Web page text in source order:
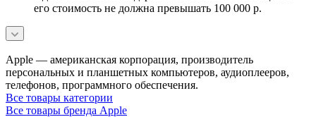
его стоимость не должна превышать 100 000 р.
Apple — американская корпорация, производитель
персональных и планшетных компьютеров, аудиоплееров,
телефонов, программного обеспечения.
Все товары категории
Все товары бренда Apple